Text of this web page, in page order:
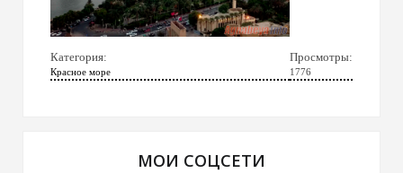
Категория:
Красное море
Просмотры:
1776
МОИ СОЦСЕТИ